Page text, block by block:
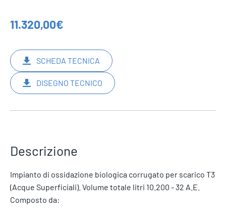
11.320,00€
SCHEDA TECNICA
DISEGNO TECNICO
Descrizione
Impianto di ossidazione biologica corrugato per scarico T3
(Acque Superficiali). Volume totale litri 10.200 - 32 A.E.
Composto da: